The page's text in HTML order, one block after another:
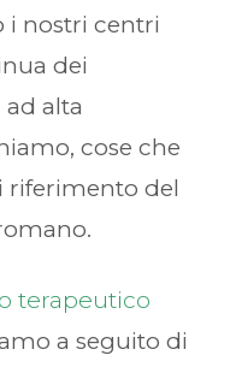
i nostri centri
dei
alta
cose che
riferimento del
terapeutico
a seguito di